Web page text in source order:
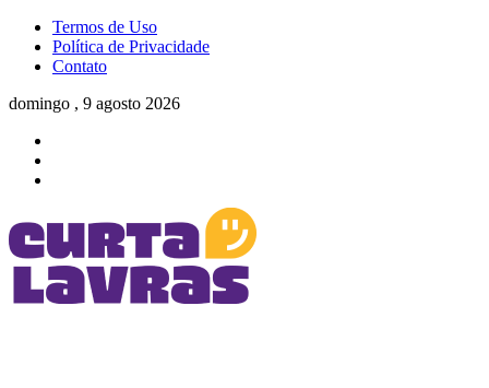
Termos de Uso
Política de Privacidade
Contato
domingo , 9 agosto 2026